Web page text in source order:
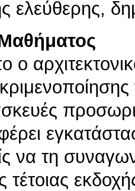
ελεύθερης,
ο
να τη
τέτοιας